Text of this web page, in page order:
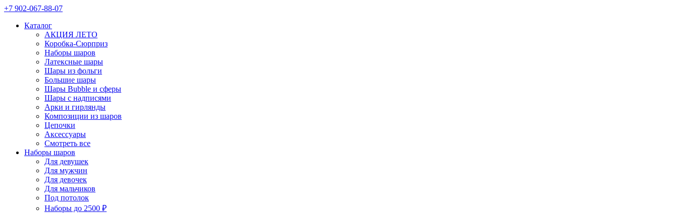
+7 902-067-88-07
Каталог
АКЦИЯ ЛЕТО
Коробка-Сюрприз
Наборы шаров
Латексные шары
Шары из фольги
Большие шары
Шары Bubble и сферы
Шары с надписями
Арки и гирлянды
Композиции из шаров
Цепочки
Аксессуары
Смотреть все
Наборы шаров
Для девушек
Для мужчин
Для девочек
Для мальчиков
Под потолок
Наборы до 2500 ₽